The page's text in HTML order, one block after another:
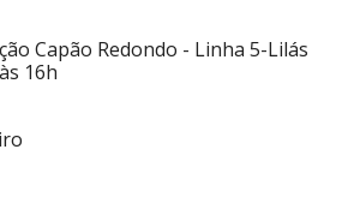
Capão Redondo - Linha 5-Lilás
16h